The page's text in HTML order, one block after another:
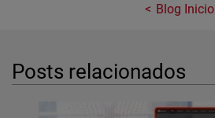
Blog Inicio
Posts relacionados